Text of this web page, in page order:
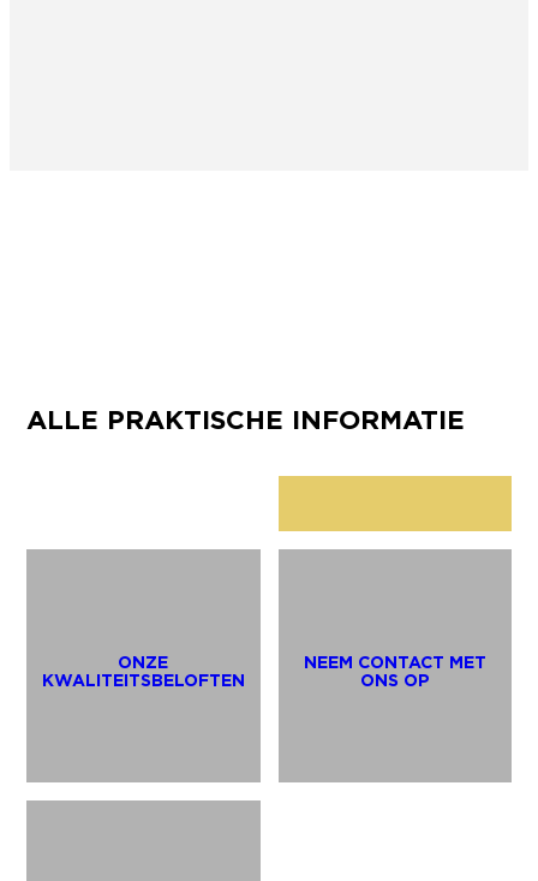
ALLE PRAKTISCHE INFORMATIE
ONZE
KWALITEITSBELOFTEN
NEEM CONTACT MET
ONS OP